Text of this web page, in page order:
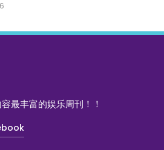
最丰富的娱乐周刊！！